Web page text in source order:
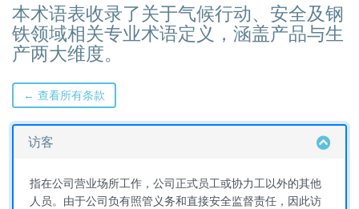
本术语表收录了关于气候行动、安全及钢
铁领域相关专业术语定义，涵盖产品与生
产两大维度。
← 查看所有条款
访客
指在公司营业场所工作，公司正式员工或协力工以外的其他
人员。由于公司负有照管义务和直接安全监督责任，因此访